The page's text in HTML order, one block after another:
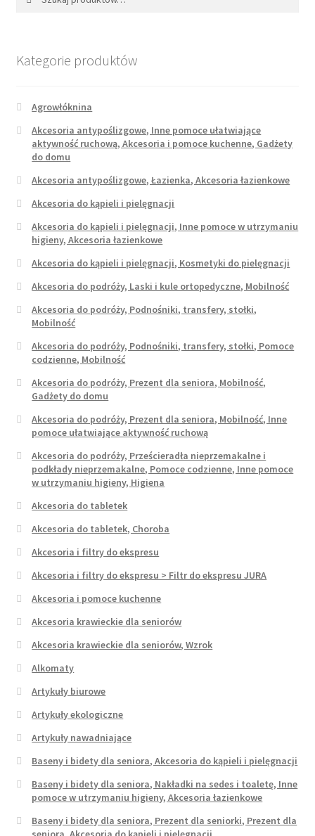
Kategorie produktów
Agrowłóknina
Akcesoria antypoślizgowe, Inne pomoce ułatwiające
aktywność ruchową, Akcesoria i pomoce kuchenne, Gadżety
do domu
Akcesoria antypoślizgowe, Łazienka, Akcesoria łazienkowe
Akcesoria do kąpieli i pielęgnacji
Akcesoria do kąpieli i pielęgnacji, Inne pomoce w utrzymaniu
higieny, Akcesoria łazienkowe
Akcesoria do kąpieli i pielęgnacji, Kosmetyki do pielęgnacji
Akcesoria do podróży, Laski i kule ortopedyczne, Mobilność
Akcesoria do podróży, Podnośniki, transfery, stołki,
Mobilność
Akcesoria do podróży, Podnośniki, transfery, stołki, Pomoce
codzienne, Mobilność
Akcesoria do podróży, Prezent dla seniora, Mobilność,
Gadżety do domu
Akcesoria do podróży, Prezent dla seniora, Mobilność, Inne
pomoce ułatwiające aktywność ruchową
Akcesoria do podróży, Prześcieradła nieprzemakalne i
podkłady nieprzemakalne, Pomoce codzienne, Inne pomoce
w utrzymaniu higieny, Higiena
Akcesoria do tabletek
Akcesoria do tabletek, Choroba
Akcesoria i filtry do ekspresu
Akcesoria i filtry do ekspresu > Filtr do ekspresu JURA
Akcesoria i pomoce kuchenne
Akcesoria krawieckie dla seniorów
Akcesoria krawieckie dla seniorów, Wzrok
Alkomaty
Artykuły biurowe
Artykuły ekologiczne
Artykuły nawadniające
Baseny i bidety dla seniora, Akcesoria do kąpieli i pielęgnacji
Baseny i bidety dla seniora, Nakładki na sedes i toaletę, Inne
pomoce w utrzymaniu higieny, Akcesoria łazienkowe
Baseny i bidety dla seniora, Prezent dla seniorki, Prezent dla